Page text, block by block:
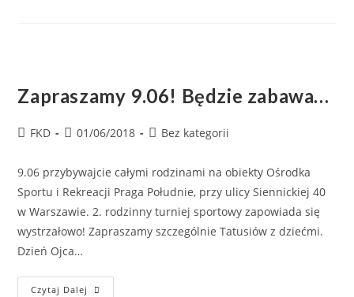
Zapraszamy 9.06! Będzie zabawa…
FKD 01/06/2018 Bez kategorii
9.06 przybywajcie całymi rodzinami na obiekty Ośrodka
Sportu i Rekreacji Praga Południe, przy ulicy Siennickiej 40
w Warszawie. 2. rodzinny turniej sportowy zapowiada się
wystrzałowo! Zapraszamy szczególnie Tatusiów z dziećmi.
Dzień Ojca…
Czytaj Dalej